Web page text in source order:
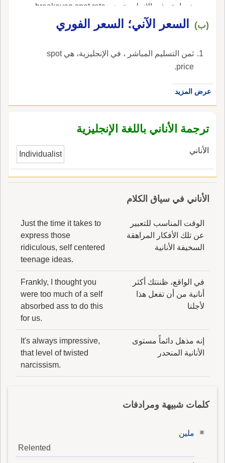
خسارة ، في الإنجليزية، هي breakeven spot rate.
(ب) السعر الآني؛ السعر الفوري
ثمن التسليم المباشر ، في الإنجليزية، هي spot
price.
عرض المزيد
ترجمة الأناني باللغة الإنجليزية
الأناني Individualist
الأناني في سياق الكلام
الوقت المناسب للتعبير
عن تلك الأفكار المراهقة
السخيفة الأنانية
Just the time it takes to
express those
ridiculous, self centered
teenage ideas.
في الواقع، ظننتك أكثر
أنانية من أن تفعل هذا
لأجلنا
Frankly, I thought you
were too much of a self
absorbed ass to do this
for us.
إنه مذهل دائماً مستوى
الأنانية المنحدر
It's always impressive,
that level of twisted
narcissism.
كلمات شبيهة ومرادفات
ملين
Relented